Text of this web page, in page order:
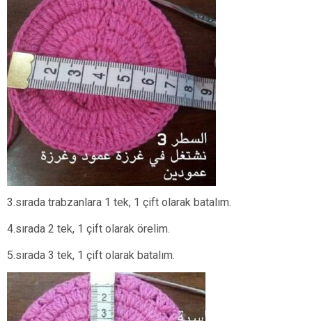
3.sırada trabzanlara 1 tek, 1 çift olarak batalım.
4.sırada 2 tek, 1 çift olarak örelim.
5.sırada 3 tek, 1 çift olarak batalım.